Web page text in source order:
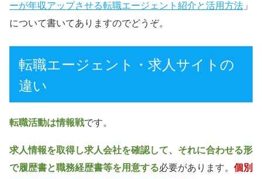
ーが年収アップさせる転職エージェント紹介と活用方法 」
について書いてありますのでどうぞ。
転職エージェント・求人サイトの
違い
転職活動は情報戦です。
求人情報を取得し求人会社を確認して、それに合わせる形
で履歴書と職務経歴書等を用意する必要があります。 個別